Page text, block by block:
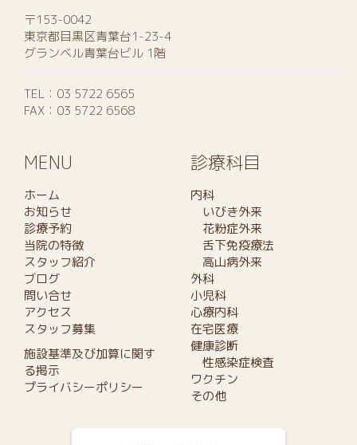
〒153-0042
東京都目黒区青葉台1-23-4
グランベル青葉台ビル 1階
TEL： 03 5722 6565
FAX：03 5722 6568
MENU
ホーム
お知らせ
診療予約
当院の特徴
スタッフ紹介
ブログ
問い合せ
アクセス
スタッフ募集
施設基準及び加算に関す
る掲示
プライバシーポリシー
診療科目
内科
いびき外来
花粉症外来
舌下免疫療法
高山病外来
外科
小児科
心療内科
在宅医療
健康診断
性感染症検査
ワクチン
その他